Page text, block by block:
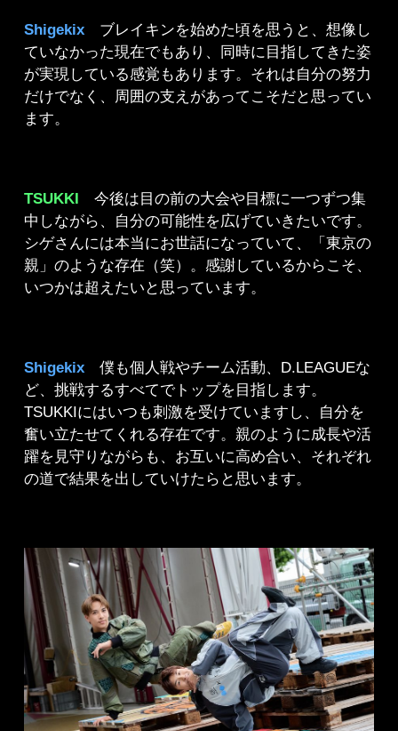
Shigekix ブレイキンを始めた頃を思うと、想像し
ていなかった現在でもあり、同時に目指してきた姿
が実現している感覚もあります。それは自分の努力
だけでなく、周囲の支えがあってこそだと思ってい
ます。
TSUKKI 今後は目の前の大会や目標に一つずつ集
中しながら、自分の可能性を広げていきたいです。
シゲさんには本当にお世話になっていて、「東京の
親」のような存在（笑）。感謝しているからこそ、
いつかは超えたいと思っています。
Shigekix 僕も個人戦やチーム活動、D.LEAGUEな
ど、挑戦するすべてでトップを目指します。
TSUKKIにはいつも刺激を受けていますし、自分を
奮い立たせてくれる存在です。親のように成長や活
躍を見守りながらも、お互いに高め合い、それぞれ
の道で結果を出していけたらと思います。